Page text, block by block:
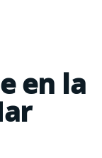
en la